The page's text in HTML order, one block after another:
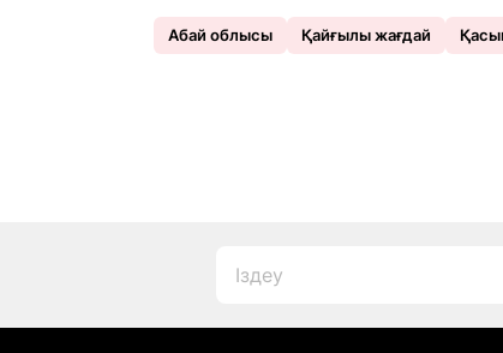
Абай облысы Қайғылы жағдай